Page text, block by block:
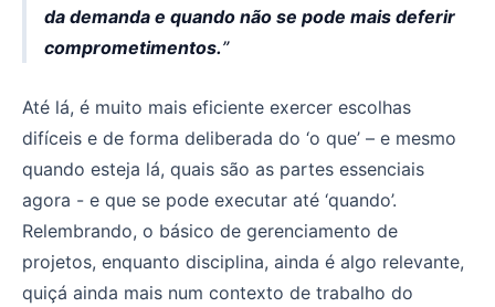
da demanda e quando não se pode mais deferir
comprometimentos.
Até lá, é muito mais eficiente exercer escolhas
difíceis e de forma deliberada do ‘o que’ – e mesmo
quando esteja lá, quais são as partes essenciais
agora - e que se pode executar até ‘quando’.
Relembrando, o básico de gerenciamento de
projetos, enquanto disciplina, ainda é algo relevante,
quiçá ainda mais num contexto de trabalho do